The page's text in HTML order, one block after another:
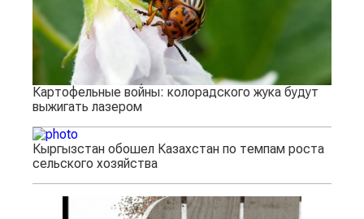
Картофельные войны: колорадского жука будут
выжигать лазером
Кыргызстан обошел Казахстан по темпам роста
сельского хозяйства